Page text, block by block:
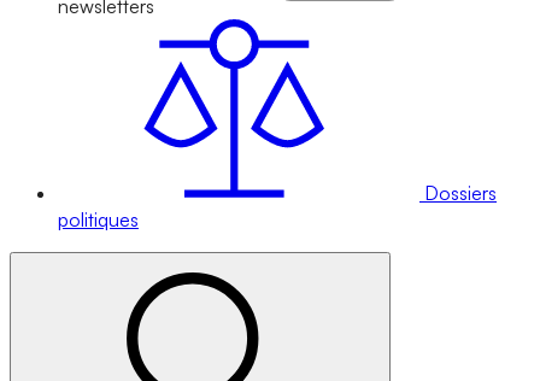
newsletters
Dossiers
politiques